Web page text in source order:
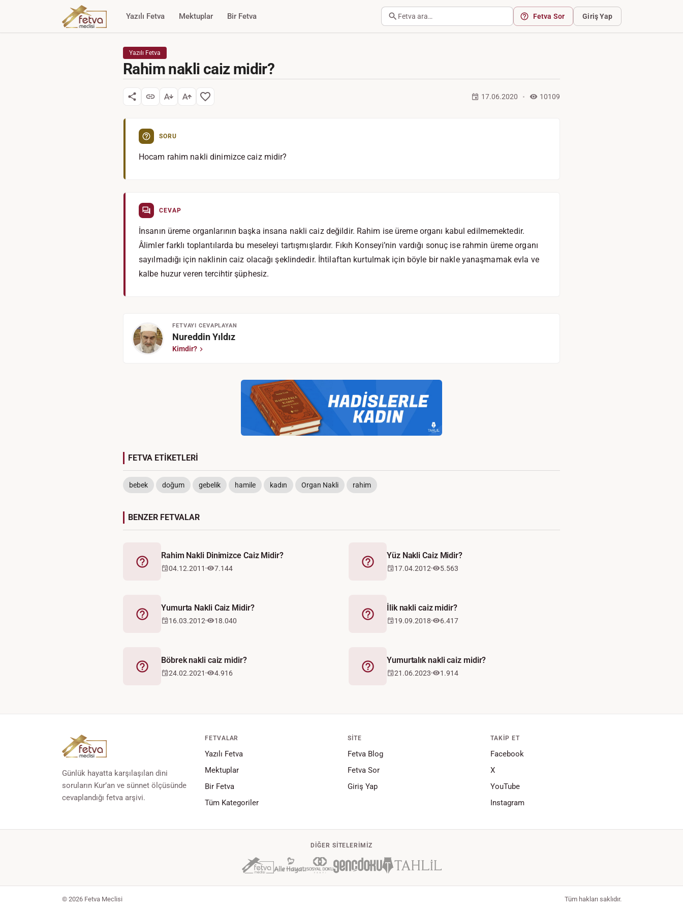
Yazılı Fetva Mektuplar Bir Fetva Fetva ara… Fetva Sor Giriş Yap
Yazılı Fetva
Rahim nakli caiz midir?
17.06.2020 10109
SORU
Hocam rahim nakli dinimizce caiz midir?
CEVAP
İnsanın üreme organlarının başka insana nakli caiz değildir. Rahim ise üreme organı kabul edilmemektedir.
Âlimler farklı toplantılarda bu meseleyi tartışmışlardır. Fıkıh Konseyi’nin vardığı sonuç ise rahmin üreme organı
sayılmadığı için naklinin caiz olacağı şeklindedir. İhtilaftan kurtulmak için böyle bir nakle yanaşmamak evla ve
kalbe huzur veren tercihtir şüphesiz.
FETVAYI CEVAPLAYAN
Nureddin Yıldız
Kimdir?
FETVA ETİKETLERİ
bebek doğum gebelik hamile kadın Organ Nakli rahim
BENZER FETVALAR
Fetva
Rahim Nakli Dinimizce Caiz Midir?
04.12.2011 7.144 Fetva
Yüz Nakli Caiz Midir?
17.04.2012 5.563
Fetva
Yumurta Nakli Caiz Midir?
16.03.2012 18.040 Fetva
İlik nakli caiz midir?
19.09.2018 6.417
Fetva
Böbrek nakli caiz midir?
24.02.2021 4.916 Fetva
Yumurtalık nakli caiz midir?
21.06.2023 1.914
Günlük hayatta karşılaşılan dini
soruların Kur’an ve sünnet ölçüsünde
cevaplandığı fetva arşivi.
FETVALAR
Yazılı Fetva
Mektuplar
Bir Fetva
Tüm Kategoriler
SITE
Fetva Blog
Fetva Sor
Giriş Yap
TAKIP ET
Facebook
X
YouTube
Instagram
DIĞER SITELERIMIZ
© 2026 Fetva Meclisi Tüm hakları saklıdır.